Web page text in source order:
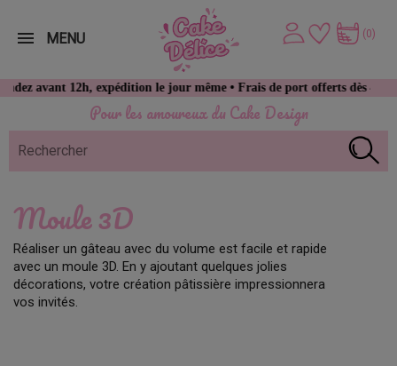
Pour les amoureux du Cake Design
avant 12h, expédition le jour même • Frais de port offerts dès 49 €
(0)
MENU
Moule 3D
Réaliser un gâteau avec du volume est facile et rapide
avec un moule 3D. En y ajoutant quelques jolies
décorations, votre création pâtissière impressionnera
vos invités.